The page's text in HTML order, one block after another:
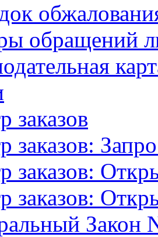
обращений
заказов
заказов:
заказов:
заказов:
Закон